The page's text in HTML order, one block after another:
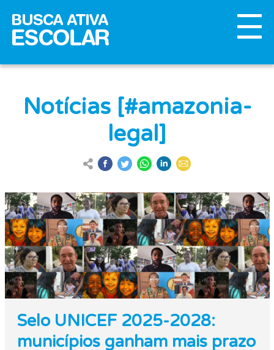
Notícias [#amazonia-
legal]
Selo UNICEF 2025-2028:
municípios ganham mais prazo